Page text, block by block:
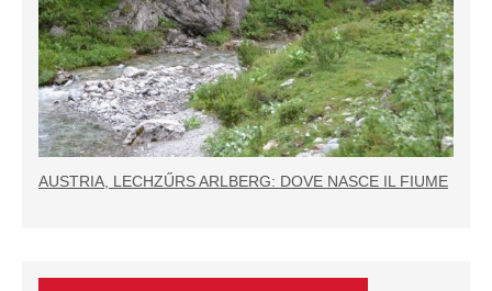
AUSTRIA, LECHZŰRS ARLBERG: DOVE NASCE IL FIUME